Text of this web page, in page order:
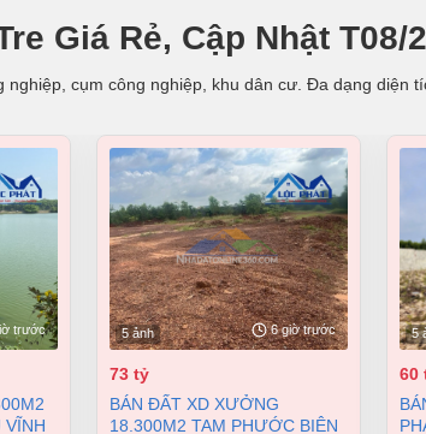
Giá Rẻ, Cập Nhật T08/
cụm công nghiệp, khu dân cư. Đa dạng
trước
VĨNH
5 ảnh 6 giờ trước
73 tỷ
BÁN ĐẤT XD XƯỞNG
18.300M2 TAM PHƯỚC BIÊN
5
60
BÁN LÔ ĐẤT 3,2HA TẠI CHÂU